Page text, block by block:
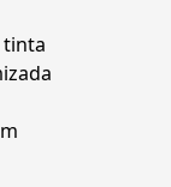
tinta